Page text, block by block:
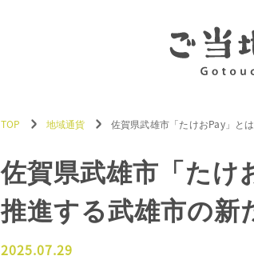
TOP 地域通貨 佐賀県武雄市「たけおPay」と
佐賀県武雄市「たけ
推進する武雄市の新
2025.07.29